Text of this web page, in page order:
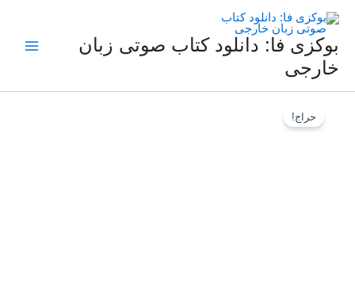
بوکزی فا: دانلود کتاب صوتی زبان
خارجی
حراج!صوتی
فرانسوی